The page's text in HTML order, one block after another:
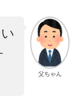
父ちゃん